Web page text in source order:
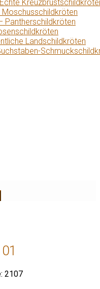
Pantherschildkröten
Landschildkröten
2107